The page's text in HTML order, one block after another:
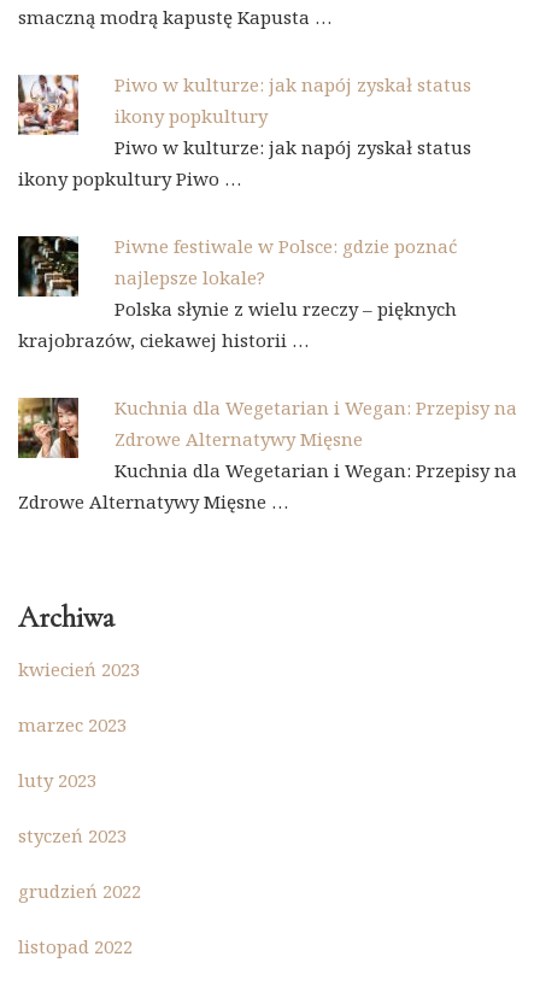
smaczną modrą kapustę Kapusta …
Piwo w kulturze: jak napój zyskał status
ikony popkultury
Piwo w kulturze: jak napój zyskał status
ikony popkultury Piwo …
Piwne festiwale w Polsce: gdzie poznać
najlepsze lokale?
Polska słynie z wielu rzeczy – pięknych
krajobrazów, ciekawej historii …
Kuchnia dla Wegetarian i Wegan: Przepisy na
Zdrowe Alternatywy Mięsne
Kuchnia dla Wegetarian i Wegan: Przepisy na
Zdrowe Alternatywy Mięsne …
Archiwa
kwiecień 2023
marzec 2023
luty 2023
styczeń 2023
grudzień 2022
listopad 2022